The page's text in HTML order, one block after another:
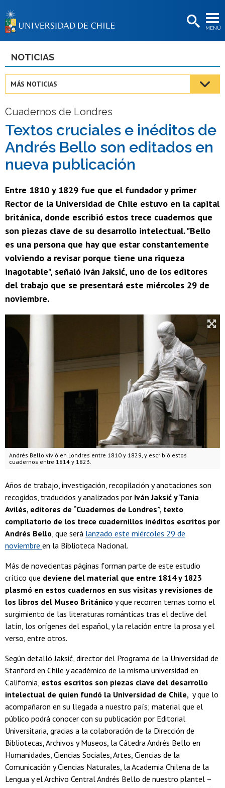
MENÚ
BIBLIOTECAS
Estudiantes
Académicas/os
Funcionarias/os
Egresadas/os
NOTICIAS
MÁS NOTICIAS
Cuadernos de Londres
Textos cruciales e inéditos de
Andrés Bello son editados en
nueva publicación
Entre 1810 y 1829 fue que el fundador y primer
Rector de la Universidad de Chile estuvo en la capital
británica, donde escribió estos trece cuadernos que
son piezas clave de su desarrollo intelectual. "Bello
es una persona que hay que estar constantemente
volviendo a revisar porque tiene una riqueza
inagotable", señaló Iván Jaksić, uno de los editores
del trabajo que se presentará este miércoles 29 de
noviembre.
Andrés Bello vivió en Londres entre 1810 y 1829, y escribió estos
cuadernos entre 1814 y 1823.
Años de trabajo, investigación, recopilación y anotaciones son
recogidos, traducidos y analizados por Iván Jaksić y Tania
Avilés, editores de “Cuadernos de Londres”, texto
compilatorio de los trece cuadernillos inéditos escritos por
Andrés Bello , que será lanzado este miércoles 29 de
noviembre en la Biblioteca Nacional.
Más de novecientas páginas forman parte de este estudio
crítico que deviene del material que entre 1814 y 1823
plasmó en estos cuadernos en sus visitas y revisiones de
los libros del Museo Británico y que recorren temas como el
surgimiento de las literaturas románticas tras el declive del
latín, los orígenes del español, y la relación entre la prosa y el
verso, entre otros.
Según detalló Jaksić, director del Programa de la Universidad de
Stanford en Chile y académico de la misma universidad en
California, estos escritos son piezas clave del desarrollo
intelectual de quien fundó la Universidad de Chile, y que lo
acompañaron en su llegada a nuestro país; material que el
público podrá conocer con su publicación por Editorial
Universitaria, gracias a la colaboración de la Dirección de
Bibliotecas, Archivos y Museos, la Cátedra Andrés Bello en
Humanidades, Ciencias Sociales, Artes, Ciencias de la
Comunicación y Ciencias Naturales, la Academia Chilena de la
Lengua y el Archivo Central Andrés Bello de nuestro plantel –